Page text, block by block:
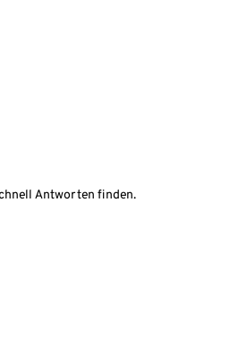
Antworten finden.